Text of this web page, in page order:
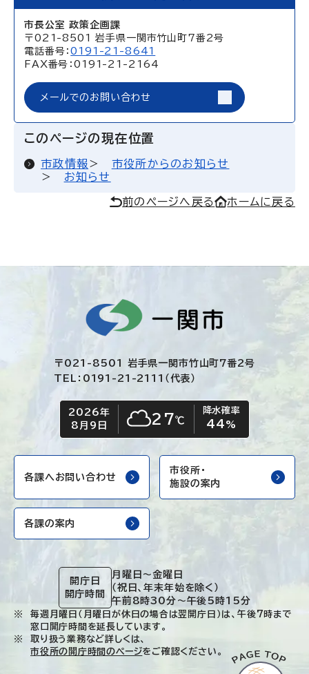
市長公室 政策企画課
〒021-8501 岩手県一関市竹山町7番2号
電話番号：0191-21-8641
FAX番号：0191-21-2164
メールでのお問い合わせ
このページの現在位置
市政情報
市役所からのお知らせ
お知らせ
前のページへ戻る ホームに戻る
〒021-8501 岩手県一関市竹山町7番2号
TEL：0191-21-2111（代表）
今日の日付
2026年
8月9日
今日の天気
くもり27℃
降水確率
44 %
各課へお問い合わせ
市役所・
施設の案内
各課の案内
開庁日
開庁時間
月曜日～金曜日
（祝日、年末年始を除く）
午前8時30分～午後5時15分
毎週月曜日（月曜日が休日の場合は翌開庁日）は、午後7時まで
窓口開庁時間を延長しています。
取り扱う業務など詳しくは、
市役所の開庁時間のページをご確認ください。